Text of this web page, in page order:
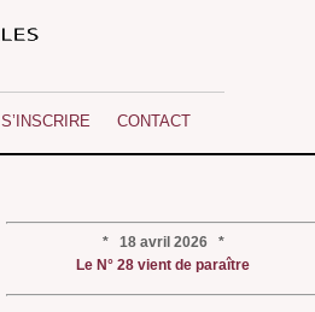
S’INSCRIRE CONTACT
* 18 avril 2026 *
Le N° 28 vient de paraître